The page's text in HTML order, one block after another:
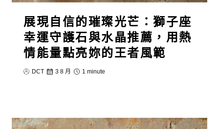
展現自信的璀璨光芒：獅子座
幸運守護石與水晶推薦，用熱
情能量點亮妳的王者風範
DCT 3 8 月 1 minute